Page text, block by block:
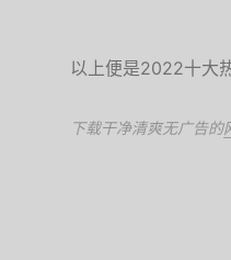
以上便是2022十大
下载干净清爽无广告的